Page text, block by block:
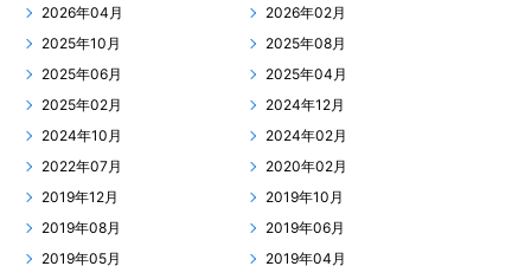
2026年04月
2026年02月
2025年10月
2025年08月
2025年06月
2025年04月
2025年02月
2024年12月
2024年10月
2024年02月
2022年07月
2020年02月
2019年12月
2019年10月
2019年08月
2019年06月
2019年05月
2019年04月